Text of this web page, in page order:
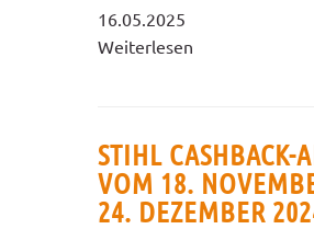
16.05.2025
Weiterlesen
STIHL CASHBACK-
VOM 18.
24. DEZEMBER